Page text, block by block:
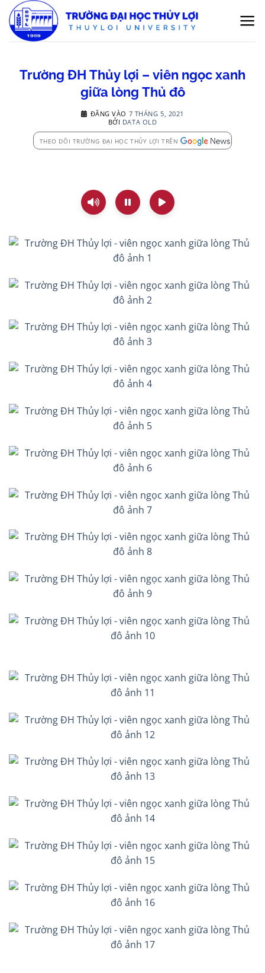
qua
nội
Trường ĐH Thủy lợi – viên ngọc xanh
giữa lòng Thủ đô
ĐĂNG VÀO 7 THÁNG 5, 2021
BỞI DATA OLD
THEO DÕI TRƯỜNG ĐẠI HỌC THỦY LỢI TRÊN